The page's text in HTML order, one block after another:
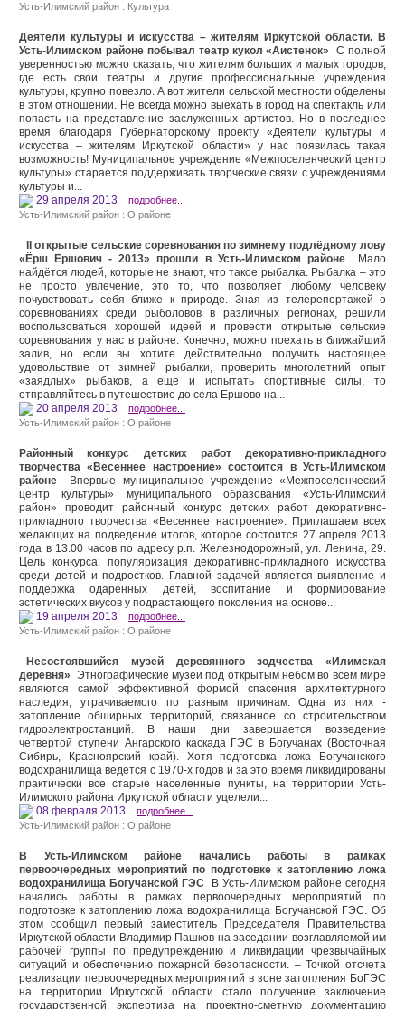
Усть-Илимский район : Культура
Деятели культуры и искусства – жителям Иркутской области. В
Усть-Илимском районе побывал театр кукол «Аистенок» С полной
уверенностью можно сказать, что жителям больших и малых городов,
где есть свои театры и другие профессиональные учреждения
культуры, крупно повезло. А вот жители сельской местности обделены
в этом отношении. Не всегда можно выехать в город на спектакль или
попасть на представление заслуженных артистов. Но в последнее
время благодаря Губернаторскому проекту «Деятели культуры и
искусства – жителям Иркутской области» у нас появилась такая
возможность! Муниципальное учреждение «Межпоселенческий центр
культуры» старается поддерживать творческие связи с учреждениями
культуры и...
29 апреля 2013 подробнее...
Усть-Илимский район : О районе
II открытые сельские соревнования по зимнему подлёдному лову
«Ёрш Ершович - 2013» прошли в Усть-Илимском районеМало
найдётся людей, которые не знают, что такое рыбалка. Рыбалка – это
не просто увлечение, это то, что позволяет любому человеку
почувствовать себя ближе к природе. Зная из телерепортажей о
соревнованиях среди рыболовов в различных регионах, решили
воспользоваться хорошей идеей и провести открытые сельские
соревнования у нас в районе. Конечно, можно поехать в ближайший
залив, но если вы хотите действительно получить настоящее
удовольствие от зимней рыбалки, проверить многолетний опыт
«заядлых» рыбаков, а еще и испытать спортивные силы, то
отправляйтесь в путешествие до села Ершово на...
20 апреля 2013 подробнее...
Усть-Илимский район : О районе
Районный конкурс детских работ декоративно-прикладного
творчества «Весеннее настроение» состоится в Усть-Илимском
районе Впервые муниципальное учреждение «Межпоселенческий
центр культуры» муниципального образования «Усть-Илимский
район» проводит районный конкурс детских работ декоративно-
прикладного творчества «Весеннее настроение». Приглашаем всех
желающих на подведение итогов, которое состоится 27 апреля 2013
года в 13.00 часов по адресу р.п. Железнодорожный, ул. Ленина, 29.
Цель конкурса: популяризация декоративно-прикладного искусства
среди детей и подростков. Главной задачей является выявление и
поддержка одаренных детей, воспитание и формирование
эстетических вкусов у подрастающего поколения на основе...
19 апреля 2013 подробнее...
Усть-Илимский район : О районе
Несостоявшийся музей деревянного зодчества «Илимская
деревня» Этнографические музеи под откры­тым небом во всем мире
являются самой эффективной формой спасения архитектурного
наследия, утрачи­ваемого по разным причинам. Одна из них -
затопление обширных терри­торий, связанное со строительством
гидроэлектростанций. В наши дни завершается возведение
четвертой ступени Ангарского каскада ГЭС в Богучанах (Восточная
Сибирь, Красноярский край). Хотя подготов­ка ложа Богучанского
водохранилища ведется с 1970-х годов и за это время ликвидированы
практически все старые населенные пункты, на территории Усть-
Илимского района Иркутской области уцелели...
08 февраля 2013 подробнее...
Усть-Илимский район : О районе
В Усть-Илимском районе начались работы в рамках
первоочередных мероприятий по подготовке к затоплению ложа
водохранилища Богучанской ГЭС В Усть-Илимском районе сегодня
начались работы в рамках первоочередных мероприятий по
подготовке к затоплению ложа водохранилища Богучанской ГЭС. Об
этом сообщил первый заместитель Председателя Правительства
Иркутской области Владимир Пашков на заседании возглавляемой им
рабочей группы по предупреждению и ликвидации чрезвычайных
ситуаций и обеспечению пожарной безопасности. – Точкой отсчета
реализации первоочередных мероприятий в зоне затопления БоГЭС
на территории Иркутской области стало получение заключение
государственной экспертиза на проектно-сметную документацию